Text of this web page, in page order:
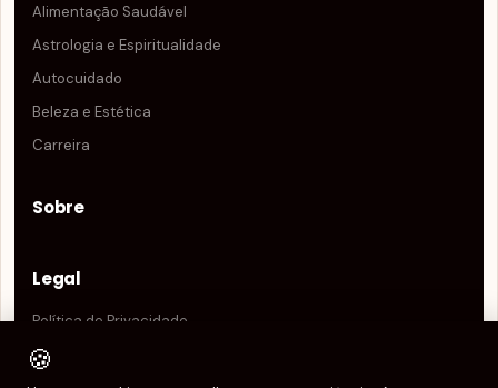
Alimentação Saudável
Astrologia e Espiritualidade
Autocuidado
Beleza e Estética
Carreira
Sobre
Legal
Política de Privacidade
Termos de Uso
🍪